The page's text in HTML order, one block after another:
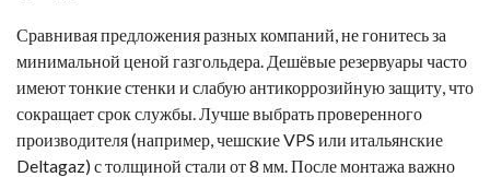
Сравнивая предложения разных компаний, не гонитесь за
минимальной ценой газгольдера. Дешёвые резервуары часто
имеют тонкие стенки и слабую антикоррозийную защиту, что
сокращает срок службы. Лучше выбрать проверенного
производителя (например, чешские VPS или итальянские
Deltagaz) с толщиной стали от 8 мм. После монтажа важно